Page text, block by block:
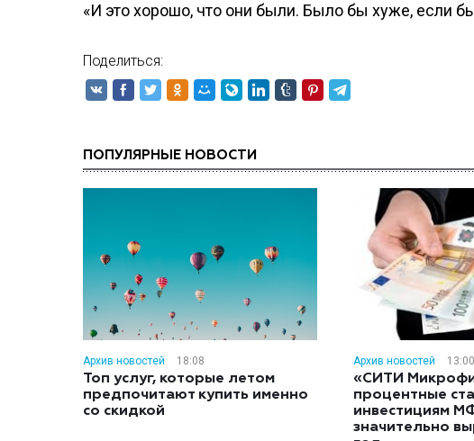
«И это хорошо, что они были. Было бы хуже, если
Поделиться:
ПОПУЛЯРНЫЕ НОВОСТИ
Архив новостей 18:08
Топ услуг, которые летом
предпочитают купить именно
со скидкой
Архив новостей 13:00
«СИТИ
процентные
инвестициям
значительно